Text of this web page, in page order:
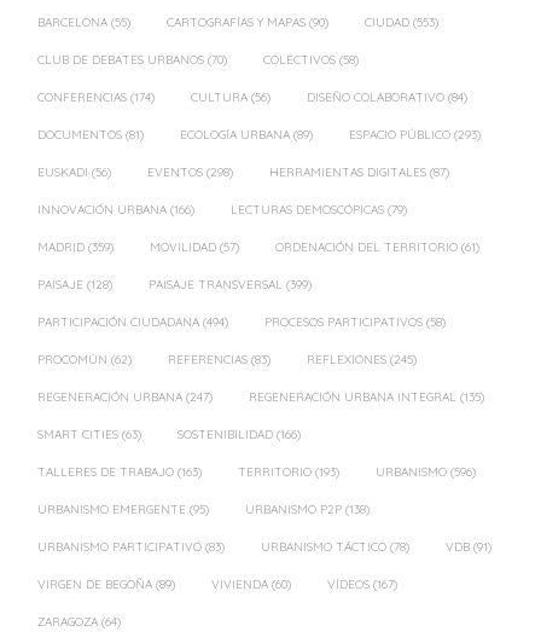
BARCELONA (55) CARTOGRAFÍAS Y MAPAS (90) CIUDAD (553)
CLUB DE DEBATES URBANOS (70) COLECTIVOS (58)
CONFERENCIAS (174) CULTURA (56) DISEÑO COLABORATIVO (84)
DOCUMENTOS (81) ECOLOGÍA URBANA (89) ESPACIO PÚBLICO (293)
EUSKADI (56) EVENTOS (298) HERRAMIENTAS DIGITALES (87)
INNOVACIÓN URBANA (166) LECTURAS DEMOSCÓPICAS (79)
MADRID (359) MOVILIDAD (57) ORDENACIÓN DEL TERRITORIO (61)
PAISAJE (128) PAISAJE TRANSVERSAL (399)
PARTICIPACIÓN CIUDADANA (494) PROCESOS PARTICIPATIVOS (58)
PROCOMÚN (62) REFERENCIAS (83) REFLEXIONES (245)
REGENERACIÓN URBANA (247) REGENERACIÓN URBANA INTEGRAL (135)
SMART CITIES (63) SOSTENIBILIDAD (166)
TALLERES DE TRABAJO (163) TERRITORIO (193) URBANISMO (596)
URBANISMO EMERGENTE (95) URBANISMO P2P (138)
URBANISMO PARTICIPATIVO (83) URBANISMO TÁCTICO (78) VDB (91)
VIRGEN DE BEGOÑA (89) VIVIENDA (60) VÍDEOS (167)
ZARAGOZA (64)